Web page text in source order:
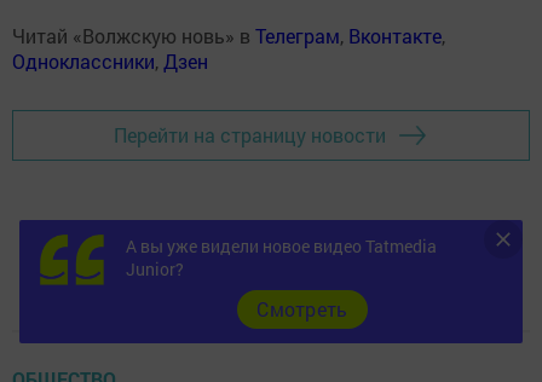
Читай «Волжскую новь» в Телеграм, Вконтакте,
Одноклассники, Дзен
Перейти на страницу новости
А вы уже видели новое видео Tatmedia
Junior?
Cмотреть